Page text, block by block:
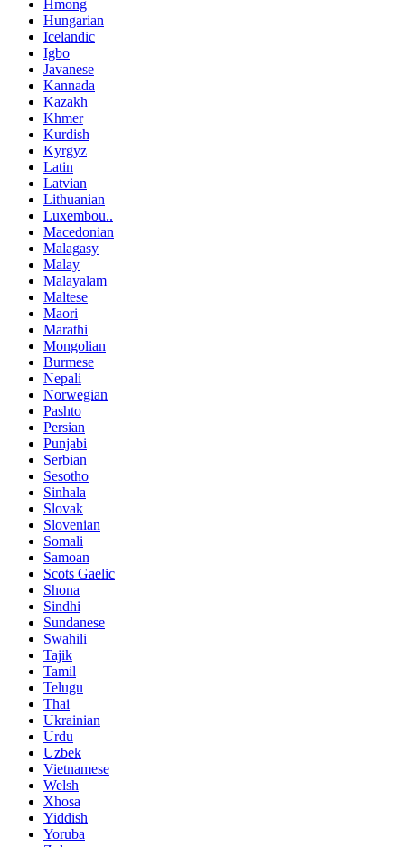
Hmong
Hungarian
Icelandic
Igbo
Javanese
Kannada
Kazakh
Khmer
Kurdish
Kyrgyz
Latin
Latvian
Lithuanian
Luxembou..
Macedonian
Malagasy
Malay
Malayalam
Maltese
Maori
Marathi
Mongolian
Burmese
Nepali
Norwegian
Pashto
Persian
Punjabi
Serbian
Sesotho
Sinhala
Slovak
Slovenian
Somali
Samoan
Scots Gaelic
Shona
Sindhi
Sundanese
Swahili
Tajik
Tamil
Telugu
Thai
Ukrainian
Urdu
Uzbek
Vietnamese
Welsh
Xhosa
Yiddish
Yoruba